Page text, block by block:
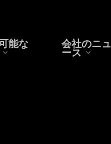
能な 会社のニュ
ース